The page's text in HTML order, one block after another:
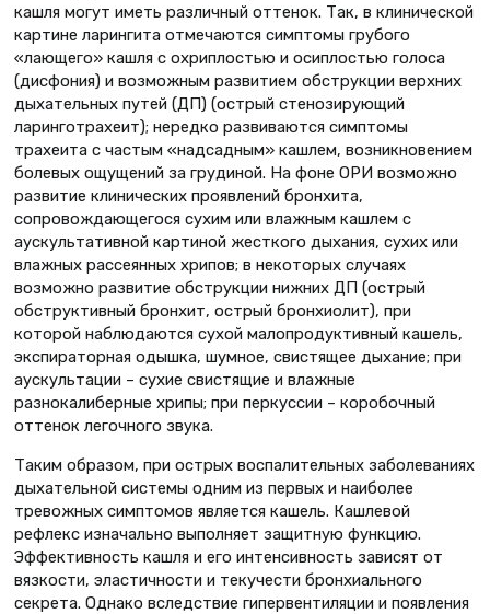
кашля могут иметь различный оттенок. Так, в клинической
картине ларингита отмечаются симптомы грубого
«лающего» кашля с охриплостью и осиплостью голоса
(дисфония) и возможным развитием обструкции верхних
дыхательных путей (ДП) (острый стенозирующий
ларинготрахеит); нередко развиваются симптомы
трахеита с частым «надсадным» кашлем, возникновением
болевых ощущений за грудиной. На фоне ОРИ возможно
развитие клинических проявлений бронхита,
сопровождающегося сухим или влажным кашлем с
аускультативной картиной жесткого дыхания, сухих или
влажных рассеянных хрипов; в некоторых случаях
возможно развитие обструкции нижних ДП (острый
обструктивный бронхит, острый бронхиолит), при
которой наблюдаются сухой малопродуктивный кашель,
экспираторная одышка, шумное, свистящее дыхание; при
аускультации – сухие свистящие и влажные
разнокалиберные хрипы; при перкуссии – коробочный
оттенок легочного звука.
Таким образом, при острых воспалительных заболеваниях
дыхательной системы одним из первых и наиболее
тревожных симптомов является кашель. Кашлевой
рефлекс изначально выполняет защитную функцию.
Эффективность кашля и его интенсивность зависят от
вязкости, эластичности и текучести бронхиального
секрета. Однако вследствие гипервентиляции и появления